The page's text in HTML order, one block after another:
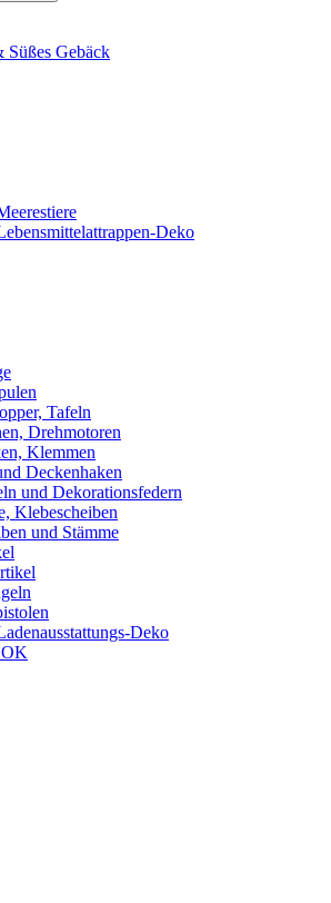
Süßes Gebäck
Deko
Tafeln
Drehmotoren
Klemmen
Deckenhaken
und Dekorationsfedern
Klebescheiben
und Stämme
Deko